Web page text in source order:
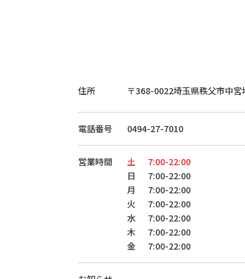
住所 〒368-0022埼玉県秩父市中宮
電話番号 0494-27-7010
営業時間 土
7:00-22:00
日
7:00-22:00
月
7:00-22:00
火
7:00-22:00
水
7:00-22:00
木
7:00-22:00
金
7:00-22:00